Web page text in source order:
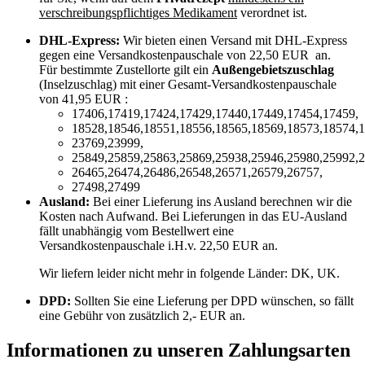
verschreibungspflichtiges Medikament verordnet ist.
DHL-Express: Wir bieten einen Versand mit DHL-Express
gegen eine Versandkostenpauschale von 22,50 EUR an.
Für bestimmte Zustellorte gilt ein Außengebietszuschlag
(Inselzuschlag) mit einer Gesamt-Versandkostenpauschale
von 41,95 EUR :
17406,17419,17424,17429,17440,17449,17454,17459,
23769,23999,
26465,26474,26486,26548,26571,26579,26757,
27498,27499
Ausland: Bei einer Lieferung ins Ausland berechnen wir die
Kosten nach Aufwand. Bei Lieferungen in das EU-Ausland
fällt unabhängig vom Bestellwert eine
Versandkostenpauschale i.H.v. 22,50 EUR an.
Wir liefern leider nicht mehr in folgende Länder: DK, UK.
DPD: Sollten Sie eine Lieferung per DPD wünschen, so fällt
eine Gebühr von zusätzlich 2,- EUR an.
Informationen zu unseren Zahlungsarten